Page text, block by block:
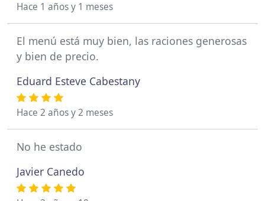
Hace 1 años y 1 meses
El menú está muy bien, las raciones generosas
y bien de precio.
Eduard Esteve Cabestany
Hace 2 años y 2 meses
No he estado
Javier Canedo